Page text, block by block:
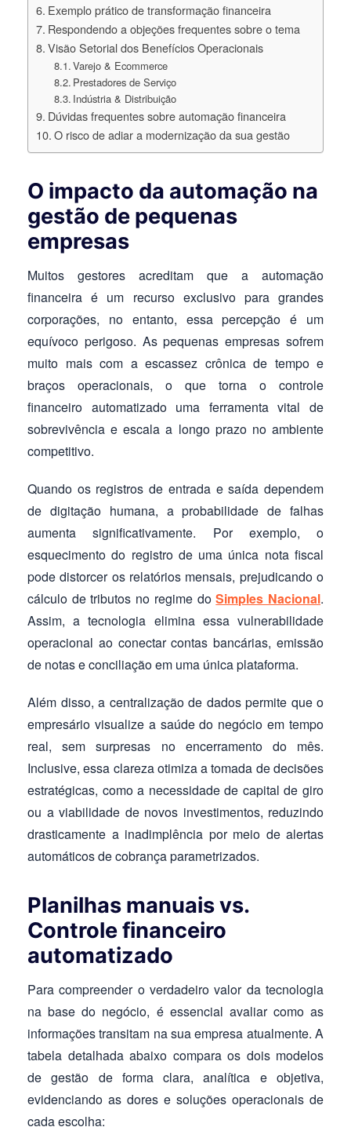
Exemplo prático de transformação financeira
Respondendo a objeções frequentes sobre o tema
Visão Setorial dos Benefícios Operacionais
Varejo & Ecommerce
Prestadores de Serviço
Indústria & Distribuição
Dúvidas frequentes sobre automação financeira
O risco de adiar a modernização da sua gestão
O impacto da automação na
gestão de pequenas
empresas
Muitos gestores acreditam que a automação
financeira é um recurso exclusivo para grandes
corporações, no entanto, essa percepção é um
equívoco perigoso. As pequenas empresas sofrem
muito mais com a escassez crônica de tempo e
braços operacionais, o que torna o controle
financeiro automatizado uma ferramenta vital de
sobrevivência e escala a longo prazo no ambiente
competitivo.
Quando os registros de entrada e saída dependem
de digitação humana, a probabilidade de falhas
aumenta significativamente. Por exemplo, o
esquecimento do registro de uma única nota fiscal
pode distorcer os relatórios mensais, prejudicando o
cálculo de tributos no regime doSimples Nacional.
Assim, a tecnologia elimina essa vulnerabilidade
operacional ao conectar contas bancárias, emissão
de notas e conciliação em uma única plataforma.
Além disso, a centralização de dados permite que o
empresário visualize a saúde do negócio em tempo
real, sem surpresas no encerramento do mês.
Inclusive, essa clareza otimiza a tomada de decisões
estratégicas, como a necessidade de capital de giro
ou a viabilidade de novos investimentos, reduzindo
drasticamente a inadimplência por meio de alertas
automáticos de cobrança parametrizados.
Planilhas manuais vs.
Controle financeiro
automatizado
Para compreender o verdadeiro valor da tecnologia
na base do negócio, é essencial avaliar como as
informações transitam na sua empresa atualmente. A
tabela detalhada abaixo compara os dois modelos
de gestão de forma clara, analítica e objetiva,
evidenciando as dores e soluções operacionais de
cada escolha: